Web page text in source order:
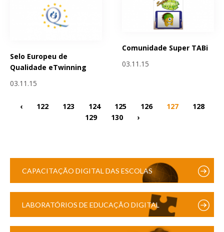
Selo Europeu de
Qualidade eTwinning
03.11.15
Comunidade Super TABi
03.11.15
‹ 122 123 124 125 126 127
128
129
130 ›
CAPACITAÇÃO DIGITAL DAS ESCOLAS
LABORATÓRIOS DE EDUCAÇÃO DIGITAL